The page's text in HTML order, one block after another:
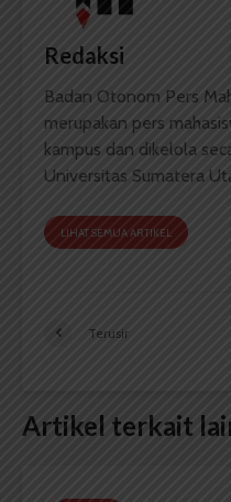
Redaksi
Badan Otonom Pers
merupakan pers
kampus dan dikelola
Universitas Sumatera
LIHAT SEMUA ARTIKEL
Terusir
Artikel terkait